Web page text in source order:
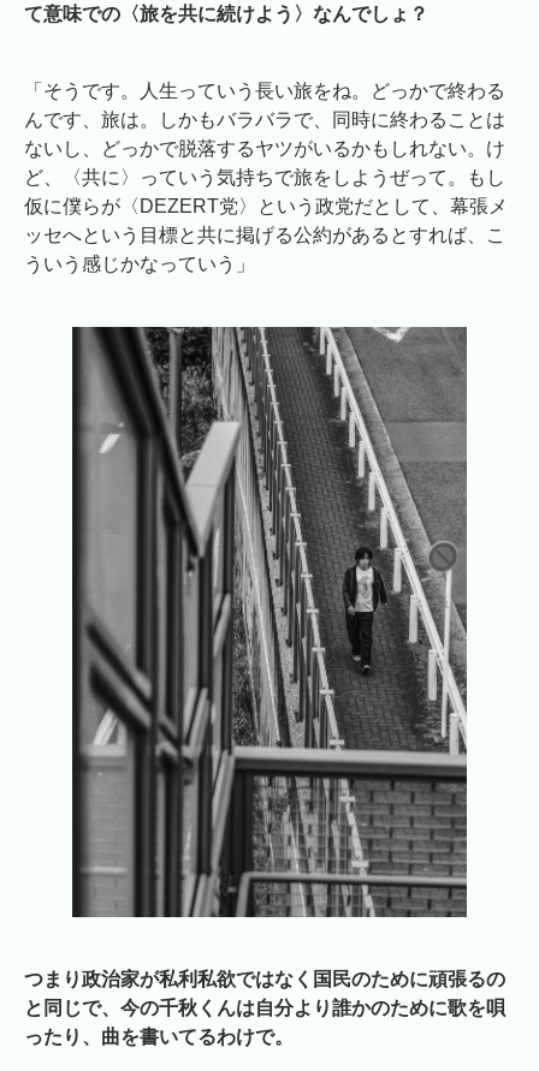
て意味での〈旅を共に続けよう〉なんでしょ？
「そうです。人生っていう長い旅をね。どっかで終わる
んです、旅は。しかもバラバラで、同時に終わることは
ないし、どっかで脱落するヤツがいるかもしれない。け
ど、〈共に〉っていう気持ちで旅をしようぜって。もし
仮に僕らが〈DEZERT党〉という政党だとして、幕張メ
ッセへという目標と共に掲げる公約があるとすれば、こ
ういう感じかなっていう」
つまり政治家が私利私欲ではなく国民のために頑張るの
と同じで、今の千秋くんは自分より誰かのために歌を唄
ったり、曲を書いてるわけで。